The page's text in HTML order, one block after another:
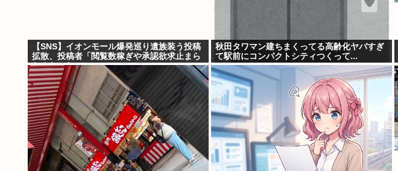
【SNS】イオンモール爆発巡り遺族装う投稿
拡散、投稿者「閲覧数稼ぎや承認欲求止まら
なくなった」
秋田タワマン建ちまくってる高齢化ヤバすぎ
て駅前にコンパクトシティつくって...